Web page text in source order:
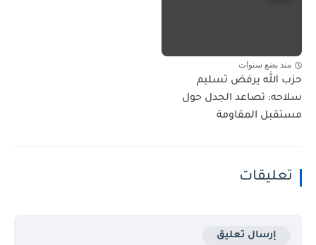
منذ بضع سنوات
حزب الله يرفض تسليم
سلاحه: تصاعد الجدل حول
مستقبل المقاومة
تعليقات
إرسال تعليق